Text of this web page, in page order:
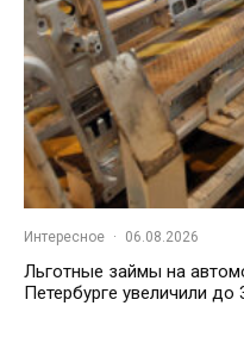
Интересное · 06.08.2026
Льготные займы на
Петербурге увеличили до